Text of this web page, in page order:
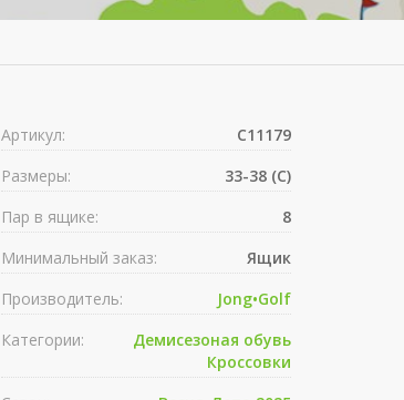
Артикул:
C11179
Размеры:
33-38 (C)
Пар в ящике:
8
Минимальный заказ:
Ящик
Производитель:
Jong•Golf
Категории:
Демисезоная обувь
Кроссовки